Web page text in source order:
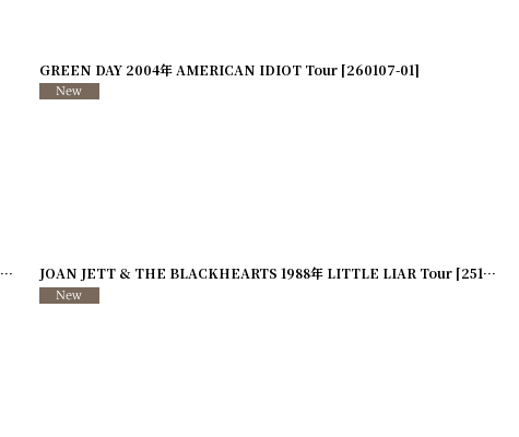
GREEN DAY 2004年 AMERICAN IDIOT Tour [260107-01]
251113-87]
JOAN JETT & THE BLACKHEARTS 1988年 LITTLE LIAR Tour [251113-86